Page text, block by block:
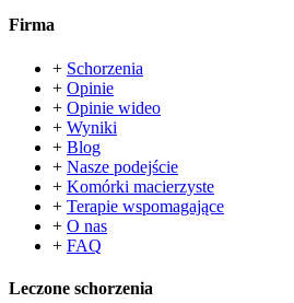
Firma
+ Schorzenia
+ Opinie
+ Opinie wideo
+ Wyniki
+ Blog
+ Nasze podejście
+ Komórki macierzyste
+ Terapie wspomagające
+ O nas
+ FAQ
Leczone schorzenia